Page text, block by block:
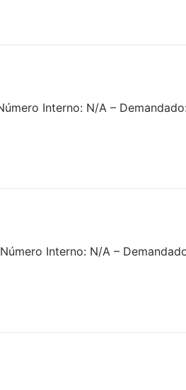
Interno: N/A –
Interno: N/A –